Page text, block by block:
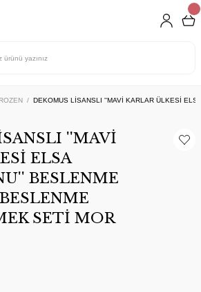
DEKOMUS LİSANSLI ''MAVİ KARLAR ÜLKESİ
''MAVİ
ELSA
BESLENME
SETİ MOR